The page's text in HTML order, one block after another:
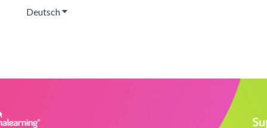
DeutschUntermenü für Übersetzungen anzeigen